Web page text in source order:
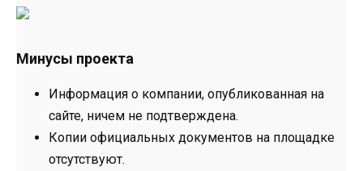
Минусы проекта
Информация о компании, опубликованная на
сайте, ничем не подтверждена.
Копии официальных документов на площадке
отсутствуют.